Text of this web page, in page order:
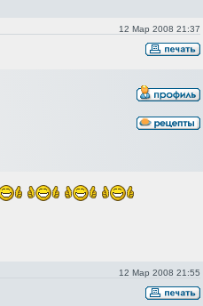
12 Мар 2008 21:37
12 Мар 2008 21:55